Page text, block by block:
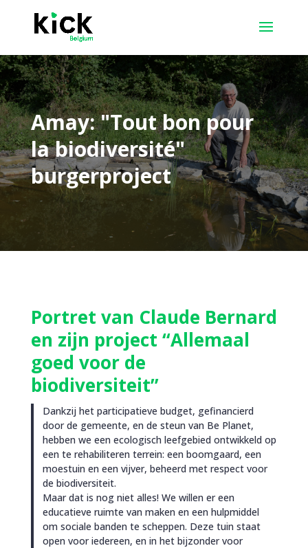
Amay: "Tout bon pour
la biodiversité"
burgerproject
Portret van Claude Bernard
en zijn project “Allemaal
goed voor de
biodiversiteit”
Dankzij het participatieve budget, gefinancierd
door de gemeente, en de steun van Be Planet,
hebben we een ecologisch leefgebied ontwikkeld op
een te rehabiliteren terrein: een boomgaard, een
moestuin en een vijver, beheerd met respect voor
de biodiversiteit.
Maar dat is nog niet alles! We willen er een
educatieve ruimte van maken en een hulpmiddel
om sociale banden te scheppen. Deze tuin staat
open voor iedereen, en in het bijzonder voor